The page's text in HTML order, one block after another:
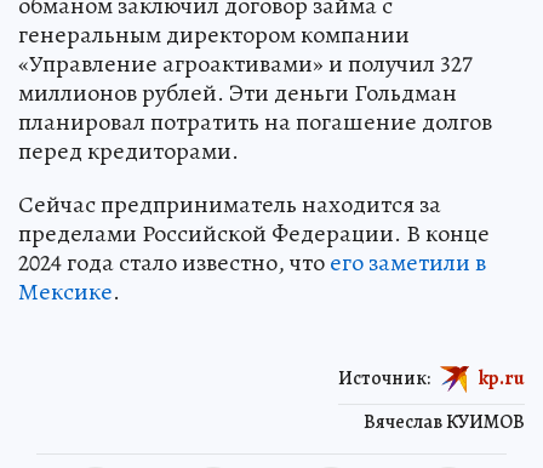
генеральным директором компании
«Управление агроактивами» и получил 327
миллионов рублей. Эти деньги Гольдман
планировал потратить на погашение долгов
перед кредиторами.
Сейчас предприниматель находится за
пределами Российской Федерации. В конце
2024 года стало известно, чтоего заметили в
Мексике.
Вячеслав КУИМОВ
Источник: kp.ru